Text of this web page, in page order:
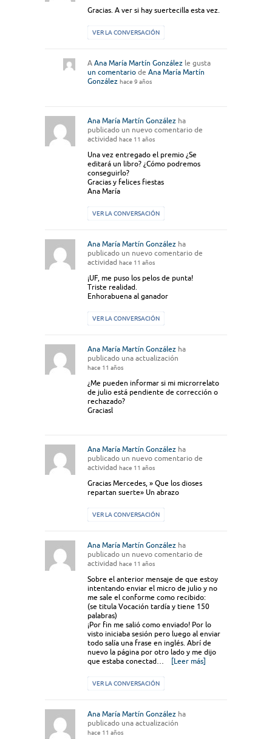
Gracias. A ver si hay suertecilla esta vez.
VER LA CONVERSACIÓN
A Ana María Martín González le gusta
un comentario de Ana María Martín
González hace 9 años
Ana María Martín González ha
publicado un nuevo comentario de
actividad hace 11 años
Una vez entregado el premio ¿Se
editará un libro? ¿Cómo podremos
conseguirlo?
Gracias y felices fiestas
Ana María
VER LA CONVERSACIÓN
Ana María Martín González ha
publicado un nuevo comentario de
actividad hace 11 años
¡UF, me puso los pelos de punta!
Triste realidad.
Enhorabuena al ganador
VER LA CONVERSACIÓN
Ana María Martín González ha
publicado una actualización
hace 11 años
¿Me pueden informar si mi microrrelato
de julio está pendiente de corrección o
rechazado?
Graciasl
Ana María Martín González ha
publicado un nuevo comentario de
actividad hace 11 años
Gracias Mercedes, » Que los dioses
repartan suerte» Un abrazo
VER LA CONVERSACIÓN
Ana María Martín González ha
publicado un nuevo comentario de
actividad hace 11 años
Sobre el anterior mensaje de que estoy
intentando enviar el micro de julio y no
me sale el conforme como recibido:
(se titula Vocación tardía y tiene 150
palabras)
¡Por fin me salió como enviado! Por lo
visto iniciaba sesión pero luego al enviar
todo salía una frase en inglés. Abrí de
nuevo la página por otro lado y me dijo
que estaba conectad…
[Leer más]
VER LA CONVERSACIÓN
Ana María Martín González ha
publicado una actualización
hace 11 años